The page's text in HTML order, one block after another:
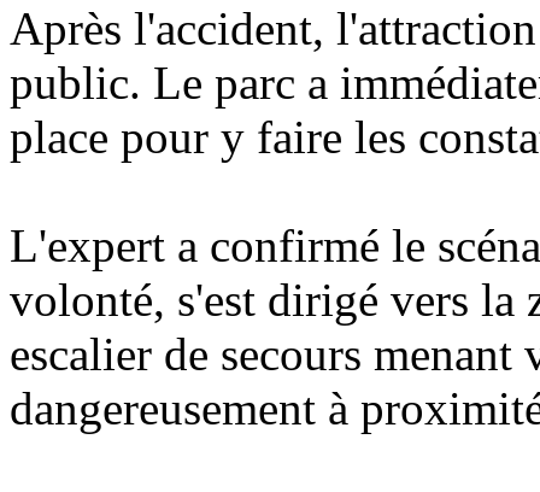
Après l'accident,
public. Le parc a
place pour y faire les
L'expert a confirmé le
volonté, s'est dirigé vers la
escalier de secours
dangereusement à